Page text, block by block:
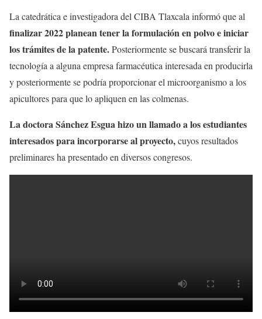
La catedrática e investigadora del CIBA Tlaxcala informó que al
finalizar 2022 planean tener la formulación en polvo e iniciar
los trámites de la patente.Posteriormente se buscará transferir la
tecnología a alguna empresa farmacéutica interesada en producirla
y posteriormente se podría proporcionar el microorganismo a los
apicultores para que lo apliquen en las colmenas.
La doctora Sánchez Esgua hizo un llamado a los estudiantes
interesados para incorporarse al proyecto,cuyos resultados
preliminares ha presentado en diversos congresos.